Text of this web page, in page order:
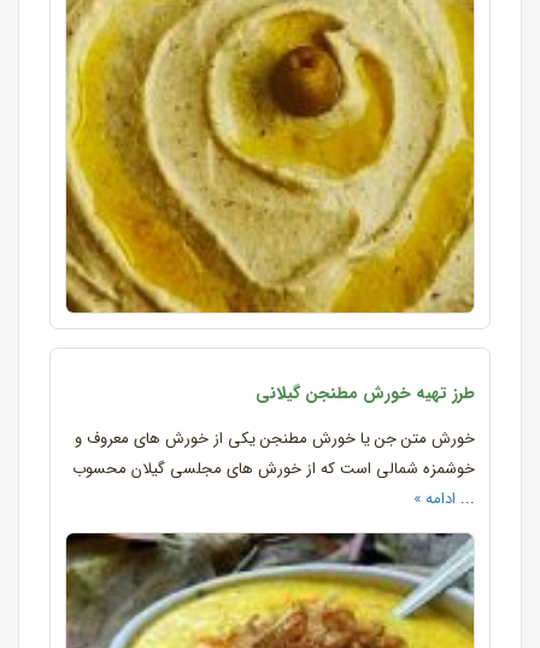
طرز تهیه خورش مطنجن گیلانی
خورش متن جن یا خورش مطنجن یکی از خورش های معروف و
خوشمزه شمالی است که از خورش های مجلسی گیلان محسوب
... ادامه »